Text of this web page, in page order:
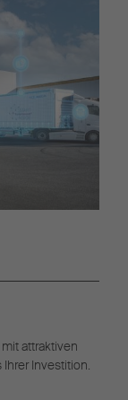
attraktiven
Investition.